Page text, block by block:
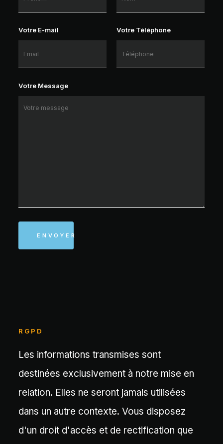
Votre E-mail Votre Téléphone
Votre Message
ENVOYER
RGPD
Les informations transmises sont
destinées exclusivement à notre mise en
relation. Elles ne seront jamais utilisées
dans un autre contexte. Vous disposez
d'un droit d'accès et de rectification que